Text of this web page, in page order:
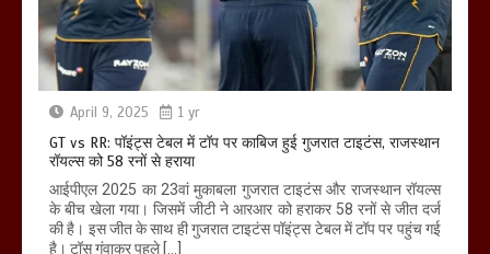
April 9, 2025 1 yr
GT vs RR: पॉइंट्स टेबल में टॉप पर काबिज हुई गुजरात टाइटंस, राजस्थान
रॉयल्स को 58 रनों से हराया
आईपीएल 2025 का 23वां मुकाबला गुजरात टाइटंस और राजस्थान रॉयल्स
के बीच खेला गया। जिसमें जीटी ने आरआर को हराकर 58 रनों से जीत दर्ज
की है। इस जीत के साथ ही गुजरात टाइटंस पॉइंट्स टेबल में टॉप पर पहुंच गई
है। टॉस गंवाकर पहले […]